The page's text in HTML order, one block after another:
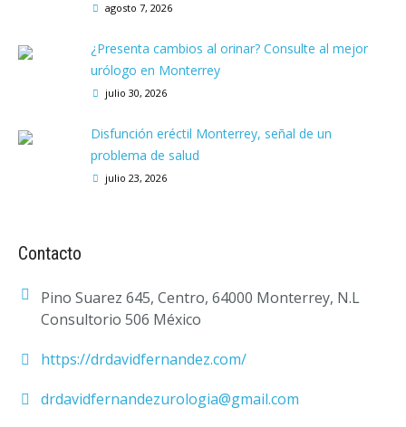
agosto 7, 2026
¿Presenta cambios al orinar? Consulte al mejor
urólogo en Monterrey
julio 30, 2026
Disfunción eréctil Monterrey, señal de un
problema de salud
julio 23, 2026
Contacto
Pino Suarez 645, Centro, 64000 Monterrey, N.L
Consultorio 506 México
https://drdavidfernandez.com/
drdavidfernandezurologia@gmail.com